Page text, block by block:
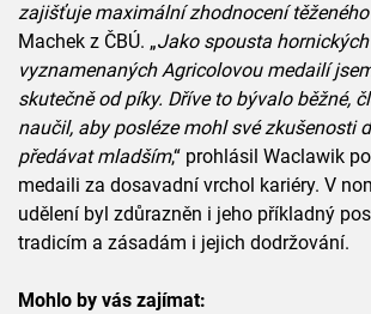
zajišťuje maximální zhodnocení
Machek z ČBÚ. „Jako spousta
vyznamenaných Agricolovou medailí
skutečně od píky. Dříve to bývalo běžné,
naučil, aby posléze mohl své zkušenosti
předávat mladším,“ prohlásil Waclawik
medaili za dosavadní vrchol kariéry. V
udělení byl zdůrazněn i jeho příkladný
tradicím a zásadám i jejich dodržování.
Mohlo by vás zajímat: